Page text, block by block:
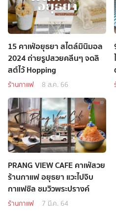
15 คาเฟ่อยุธยา สไตล์มินิมอล
2024 ถ่ายรูปสวยคลีนๆ จดลิ
สต์ไว้ Hopping
ร้านกาแฟ 8 ส.ค. 66
PRANG VIEW CAFE คาเฟ่สวย
ร้านกาแฟ อยุธยา แวะไปจิบ
กาแฟชิล ชมวิวพระปรางค์
ร้านกาแฟ 7 มี.ค. 64